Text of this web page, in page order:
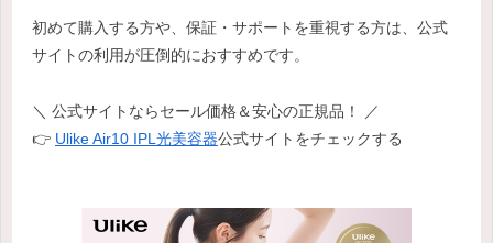
初めて購入する方や、保証・サポートを重視する方は、公式
サイトの利用が圧倒的におすすめです。
＼ 公式サイトならセール価格＆安心の正規品！ ／
👉 Ulike Air10 IPL光美容器公式サイトをチェックする